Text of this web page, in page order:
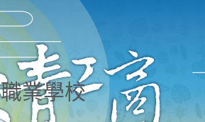
業學校